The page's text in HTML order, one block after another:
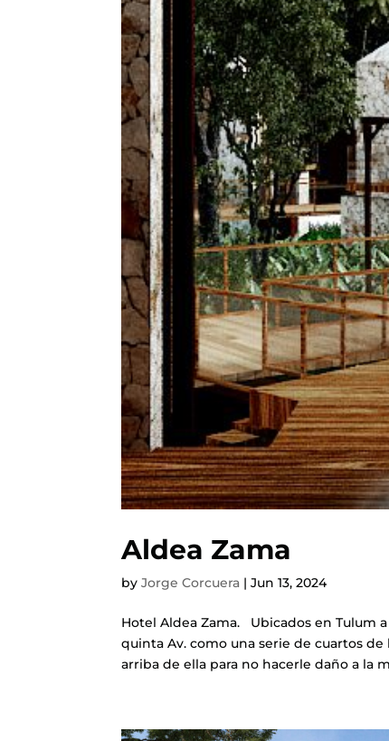
Aldea Zama
byJorge Corcuera |Jun 13, 2024
Hotel Aldea Zama. Ubicados en Tulum
quinta Av. como una serie de cuartos
arriba de ella para no hacerle daño a la